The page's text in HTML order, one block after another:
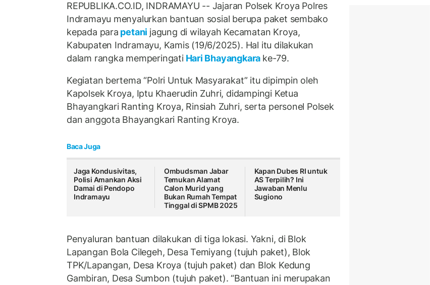
REPUBLIKA.CO.ID, INDRAMAYU -- Jajaran Polsek Kroya Polres
Indramayu menyalurkan bantuan sosial berupa paket sembako
kepada para petani jagung di wilayah Kecamatan Kroya,
Kabupaten Indramayu, Kamis (19/6/2025). Hal itu dilakukan
dalam rangka memperingatiHari Bhayangkara ke-79.
Kegiatan bertema “Polri Untuk Masyarakat” itu dipimpin oleh
Kapolsek Kroya, Iptu Khaerudin Zuhri, didampingi Ketua
Bhayangkari Ranting Kroya, Rinsiah Zuhri, serta personel Polsek
dan anggota Bhayangkari Ranting Kroya.
Baca Juga
Jaga Kondusivitas,
Polisi Amankan Aksi
Damai di Pendopo
Indramayu
Ombudsman Jabar
Temukan Alamat
Calon Murid yang
Bukan Rumah Tempat
Tinggal di SPMB 2025
Kapan Dubes RI untuk
AS Terpilih? Ini
Jawaban Menlu
Sugiono
Penyaluran bantuan dilakukan di tiga lokasi. Yakni, di Blok
Lapangan Bola Cilegeh, Desa Temiyang (tujuh paket), Blok
TPK/Lapangan, Desa Kroya (tujuh paket) dan Blok Kedung
Gambiran, Desa Sumbon (tujuh paket). “Bantuan ini merupakan